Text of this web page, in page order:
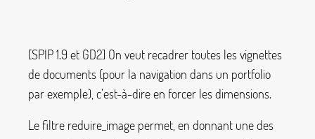
[SPIP 1.9 et GD2] On veut recadrer toutes les vignettes
de documents (pour la navigation dans un portfolio
par exemple), c’est-à-dire en forcer les dimensions.
Le filtre reduire_image permet, en donnant une des